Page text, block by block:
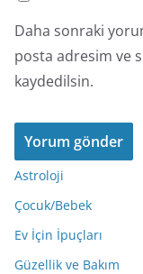
Daha sonraki
posta adresim ve
kaydedilsin.
Astroloji
Çocuk/Bebek
Ev İçin İpuçları
Güzellik ve Bakım